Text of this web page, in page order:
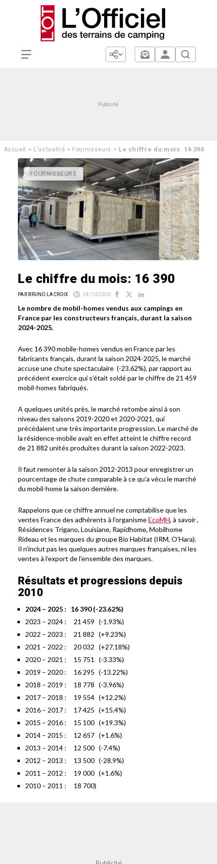
Accueil > L'actualité > Fournisseurs > Le chiffre du mois: 16 390
FOURNISSEURS
Le chiffre du mois: 16 390
PAR BRUNO LACROIX 24/10/2025
Le nombre de mobil-homes vendus aux campings en
France par les constructeurs français, durant la saison
2024-2025.
Avec 16 390 mobile-homes vendus en France par les
fabricants français, durant la saison 2024-2025, le marché
accuse une chute spectaculaire (-23.62%), par rapport au
précédent exercice qui s’était soldé par le chiffre de 21 459
mobil-homes fabriqués.
A quelques unités près, le marché retombe ainsi à son
niveau des saisons 2019-2020 et 2020-2021, qui
précédaient une très importante progression. Le marché de
la résidence-mobile avait en effet atteint le chiffre record
de 21 882 unités produites durant la saison 2022-2023.
Il faut remonter à la saison 2012-2013 pour enregistrer un
pourcentage de chute comparable à ce qu’a vécu le marché
du mobil-home la saison dernière.
Rappelons que ce chiffre annuel ne comptabilise que les
ventes France des adhérents à l’organismeEcoMH, à savoir ,
Résidences Trigano, Louisiane, Rapidhome, Mobilhome
Rideau et les marques du groupe Bio Habitat (IRM, O’Hara).
Il n’inclut pas les quelques autres marques françaises, ni les
ventes à l’export de l’ensemble des marques.
Résultats et progressions depuis
2010
2024 – 2025 : 16 390 (-23.62%)
2023 – 2024 : 21 459 (-1.93%)
2022 – 2023 : 21 882 (+9.23%)
2021 – 2022 : 20 032 (+27.18%)
2020 – 2021 : 15 751 (-3.33%)
2019 – 2020 : 16 295 (-13.22%)
2018 – 2019 : 18 778 (-3.96%)
2017 – 2018 : 19 554 (+12.2%)
2016 – 2017 : 17 425 (+15.4%)
2015 – 2016 : 15 100 (+19.3%)
2014 – 2015 : 12 657 (+1.6%)
2013 – 2014 : 12 500 (-7.4%)
2012 – 2013 : 13 500 (-28.9%)
2011 – 2012 : 19 000 (+1.6%)
2010 – 2011 : 18 700)